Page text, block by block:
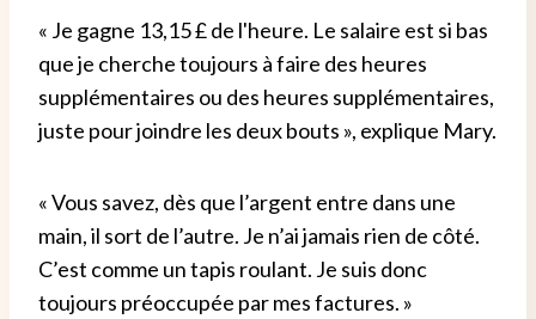
« Je gagne 13,15 £ de l'heure. Le salaire est si bas
que je cherche toujours à faire des heures
supplémentaires ou des heures supplémentaires,
juste pour joindre les deux bouts », explique Mary.
« Vous savez, dès que l’argent entre dans une
main, il sort de l’autre. Je n’ai jamais rien de côté.
C’est comme un tapis roulant. Je suis donc
toujours préoccupée par mes factures. »